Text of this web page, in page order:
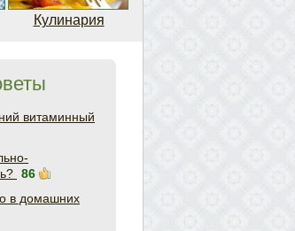
Кулинария
витаминный
86
в домашних